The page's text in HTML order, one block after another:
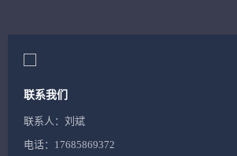
联系我们
联系人：刘斌
电话：17685869372